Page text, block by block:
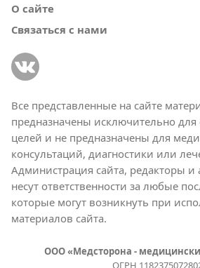
О сайте
Связаться с нами
Все представленные на сайте
предназначены исключительно для
целей и не предназначены для
консультаций, диагностики или
Администрация сайта, редакторы и
несут ответственности за любые
которые могут возникнуть при
материалов сайта.
ООО «Медсторона -
ОГРН